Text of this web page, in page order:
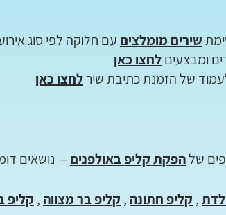
שירים מומלצים עם חלוקה לפי סוג
ומבצעיםלחצו כאן
של הזמנת כתיבת שירלחצו כאן
שלהפקת קליפ באולפנים – נושאים
, קליפ חתונה , קליפ בר מצווה , קליפ